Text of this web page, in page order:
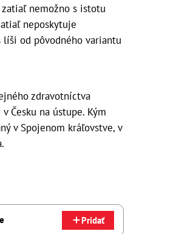
nemožno s istotu
neposkytuje
od pôvodného variantu
zdravotníctva
Česku na ústupe. Kým
v Spojenom kráľovstve, v
Pridať